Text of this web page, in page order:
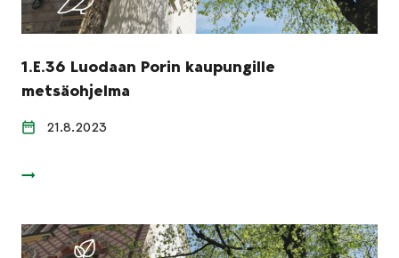
1.E.36 Luodaan Porin kaupungille
metsäohjelma
21.8.2023